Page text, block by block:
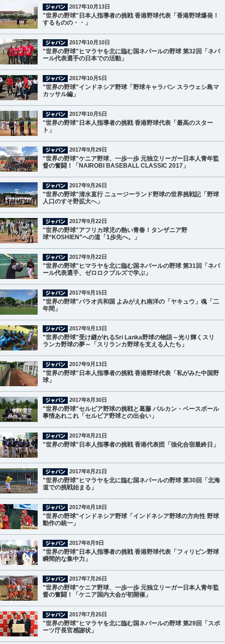
2017年10月13日
"世界の野球"日本人指導者の挑戦 香港野球代表「香港野球爆発！
するものの・・」
2017年10月10日
"世界の野球"ヒマラヤを北に臨む国ネパールの野球 第32回「ネパ
ール代表選手の日本での活動」
2017年10月5日
"世界の野球"インドネシア野球「野球キャラバン スラウェシ島マ
カッサル編」
2017年10月5日
"世界の野球"日本人指導者の挑戦 香港野球代表「最高のスター
ト」
2017年9月29日
"世界の野球"ケニア野球、一歩一歩 元独立リーガー日本人青年監
督の奮闘！「NAIROBI BASEBALL CLASSIC 2017」
2017年9月26日
"世界の野球"清水直行 ニュージーランド野球の世界挑戦記「野球
人口のすそ野拡大へ」
2017年9月22日
"世界の野球"アフリカ球児の熱い青春！タンザニア野
球“KOSHIEN”への道「1歩先へ。」
2017年9月22日
"世界の野球"ヒマラヤを北に臨む国ネパールの野球 第31回「ネパ
ール代表選手、ゼロロクブルズで学ぶ」
2017年9月15日
"世界の野球"パラオ共和国 よみがえれ南洋の「ヤキュウ」魂「二
年間」
2017年9月13日
"世界の野球"受け継がれるSri Lanka野球の物語～光り輝くスリ
ランカ野球の夢～「スリランカ野球を支える人たち」
2017年9月13日
"世界の野球"日本人指導者の挑戦 香港野球代表「私がみた中国野
球」
2017年8月30日
"世界の野球"セルビア野球の挑戦と葛藤 バルカン・ベースボール
事情あれこれ「セルビア野球との出会い」
2017年8月21日
"世界の野球"日本人指導者の挑戦 香港代表団「強化合宿最終日」
2017年8月21日
"世界の野球"ヒマラヤを北に臨む国ネパールの野球 第30回「北海
道での挑戦始まる」
2017年8月18日
"世界の野球"インドネシア野球「インドネシア野球の方向性 野球
動作の統一」
2017年8月9日
"世界の野球"日本人指導者の挑戦 香港野球代表「フィリピン野球
瞬間的な集中力」
2017年7月26日
"世界の野球"ケニア野球、一歩一歩 元独立リーガー日本人青年監
督の奮闘！「ケニア国内大会が初開催」
2017年7月25日
"世界の野球"ヒマラヤを北に臨む国ネパールの野球 第29回「スポ
ーツ庁長官感謝状」